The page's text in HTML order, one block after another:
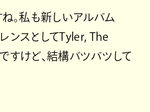
ね。私も新しいアルバム
レンスとしてTyler, The
すけど、結構バツバツして